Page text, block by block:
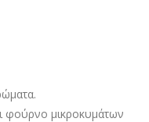
φούρνο μικροκυμάτων